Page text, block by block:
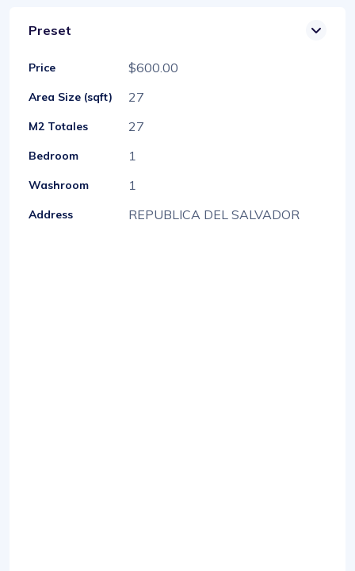
Preset
Price $600.00
Area Size (sqft) 27
M2 Totales 27
Bedroom 1
Washroom 1
Address REPUBLICA DEL SALVADOR